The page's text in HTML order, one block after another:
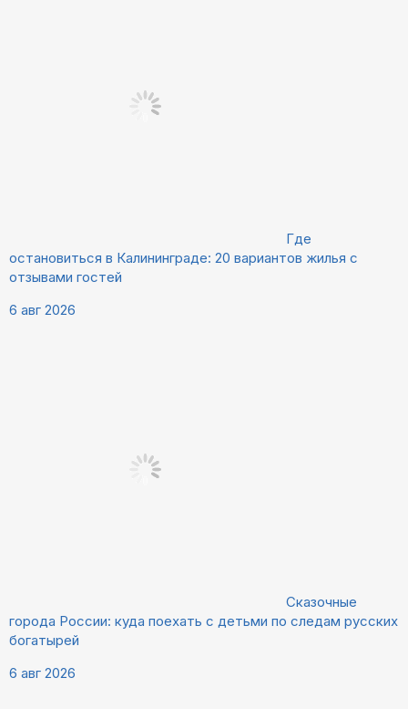
Где
остановиться в Калининграде: 20 вариантов жилья с
отзывами гостей
6 авг 2026
Сказочные
города России: куда поехать с детьми по следам русских
богатырей
6 авг 2026